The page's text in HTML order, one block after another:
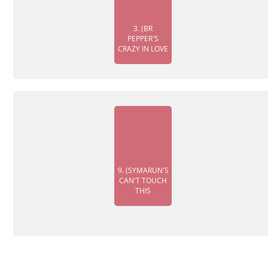
3. (BR
PEPPER'S
CRAZY IN LOVE
9. (SYMARUN'S
CAN'T TOUCH
THIS